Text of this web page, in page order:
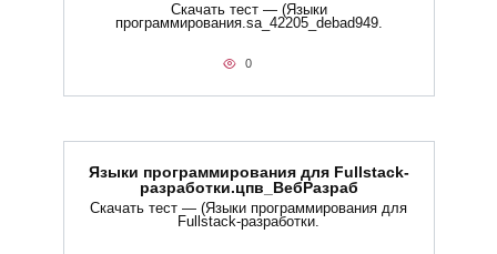
Скачать тест — (Языки
программирования.sa_42205_debad949.
0
Языки программирования для Fullstack-
разработки.цпв_ВебРазраб
Скачать тест — (Языки программирования для
Fullstack-разработки.